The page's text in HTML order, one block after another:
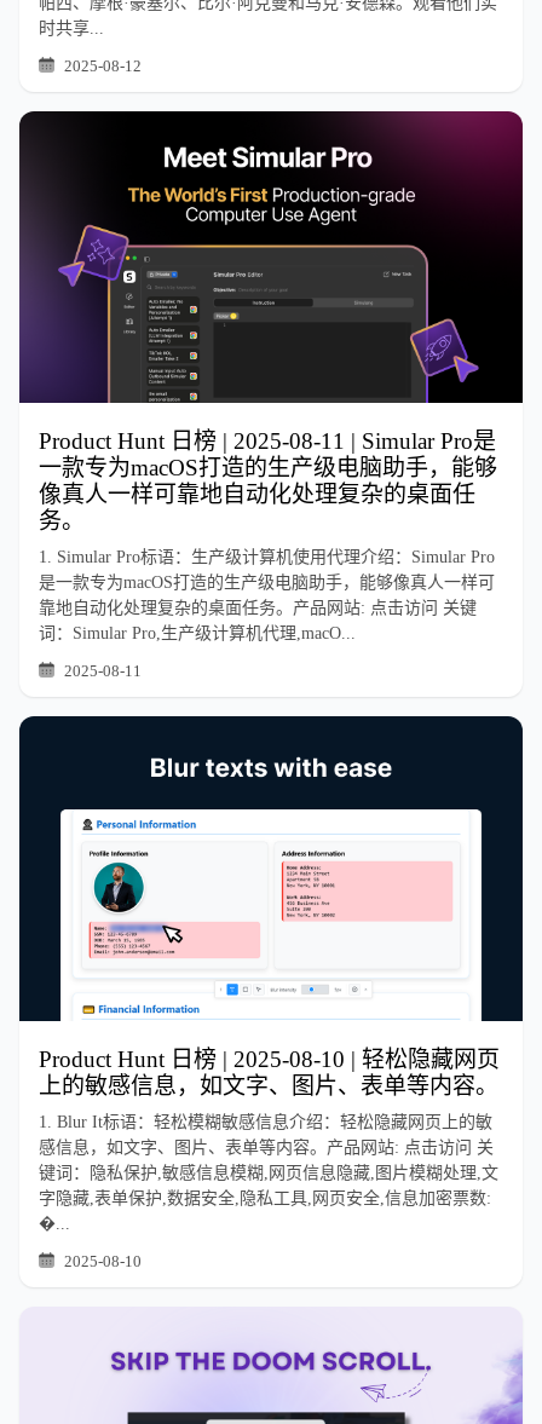
时共享...
2025-08-12
Product Hunt 日榜 | 2025-08-11 | Simular Pro是
一款专为macOS打造的生产级电脑助手，能够
像真人一样可靠地自动化处理复杂的桌面任
务。
1. Simular Pro标语：生产级计算机使用代理介绍：Simular Pro
是一款专为macOS打造的生产级电脑助手，能够像真人一样可
靠地自动化处理复杂的桌面任务。产品网站: 点击访问 关键
词：Simular Pro,生产级计算机代理,macO...
2025-08-11
Product Hunt 日榜 | 2025-08-10 | 轻松隐藏网页
上的敏感信息，如文字、图片、表单等内容。
1. Blur It标语：轻松模糊敏感信息介绍：轻松隐藏网页上的敏
感信息，如文字、图片、表单等内容。产品网站: 点击访问 关
键词：隐私保护,敏感信息模糊,网页信息隐藏,图片模糊处理,文
字隐藏,表单保护,数据安全,隐私工具,网页安全,信息加密票数:
�...
2025-08-10